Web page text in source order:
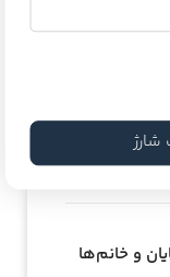
و خانم‌ها
شارژ